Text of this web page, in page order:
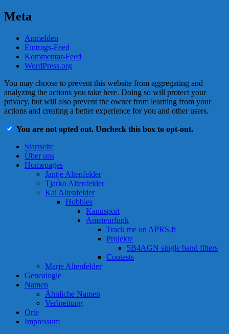
Meta
Anmelden
Eintrags-Feed
Kommentar-Feed
WordPress.org
You may choose to prevent this website from aggregating and
analyzing the actions you take here. Doing so will protect your
privacy, but will also prevent the owner from learning from your
actions and creating a better experience for you and other users.
You are not opted out. Uncheck this box to opt-out.
Startseite
Über uns
Homepages
Jantje Altenfelder
Tjarko Altenfelder
Kai Altenfelder
Hobbies
Kanusport
Amateurfunk
Track me on APRS.fi
Projekte
5B4AGN single band filters
Contests
Marje Altenfelder
Genealogie
Namen
Ähnliche Namen
Verbreitung
Orte
Impressum